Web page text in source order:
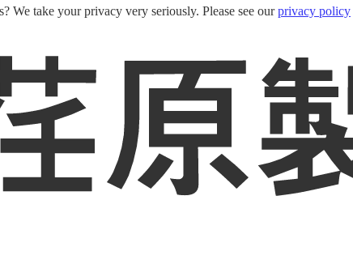
We take your privacy very seriously. Please see ourprivacy policy